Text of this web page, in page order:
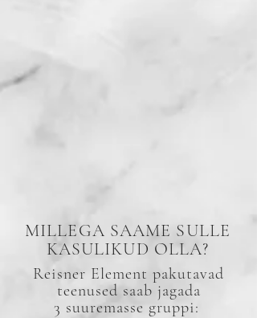
MILLEGA SAAME SULLE
KASULIKUD OLLA?
Reisner Element pakutavad
teenused saab jagada
3 suuremasse gruppi: